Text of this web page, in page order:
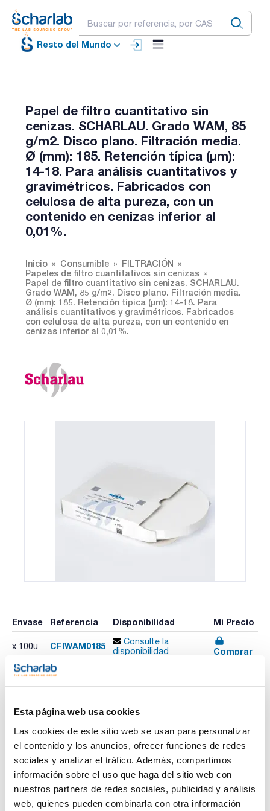
Esta página web usa cookies
Las cookies de este sitio web se usan para personalizar
el contenido y los anuncios, ofrecer funciones de redes
sociales y analizar el tráfico. Además, compartimos
información sobre el uso que haga del sitio web con
nuestros partners de redes sociales, publicidad y análisis
web, quienes pueden combinarla con otra información
Resto del Mundo
Papel de filtro cuantitativo sin
cenizas. SCHARLAU. Grado WAM, 85
g/m2. Disco plano. Filtración media.
Ø (mm): 185. Retención típica (µm):
14-18. Para análisis cuantitativos y
gravimétricos. Fabricados con
celulosa de alta pureza, con un
contenido en cenizas inferior al
0,01%.
Inicio Consumible
FILTRACIÓN
Papeles de filtro cuantitativos sin cenizas
Papel de filtro cuantitativo sin cenizas. SCHARLAU.
Grado WAM, 85 g/m2. Disco plano. Filtración media.
Ø (mm): 185. Retención típica (µm): 14-18. Para
análisis cuantitativos y gravimétricos. Fabricados
con celulosa de alta pureza, con un contenido en
cenizas inferior al 0,01%.
Envase Referencia Disponibilidad Mi Precio
x 100u CFIWAM0185
Consulte la
disponibilidad
Comprar
Imprimir ficha de
producto
Características
Diámetro (mm) : 185
Retención típica (µm) : 14-18
Plano/Plegado : Plano
Pack (u.) : 100
Papeles de filtro para análisis cuantitativos y gravimétricos.
Fabricados con celulosa de alta pureza, con un contenido en
cenizas inferior al 0,01%.
Ver más